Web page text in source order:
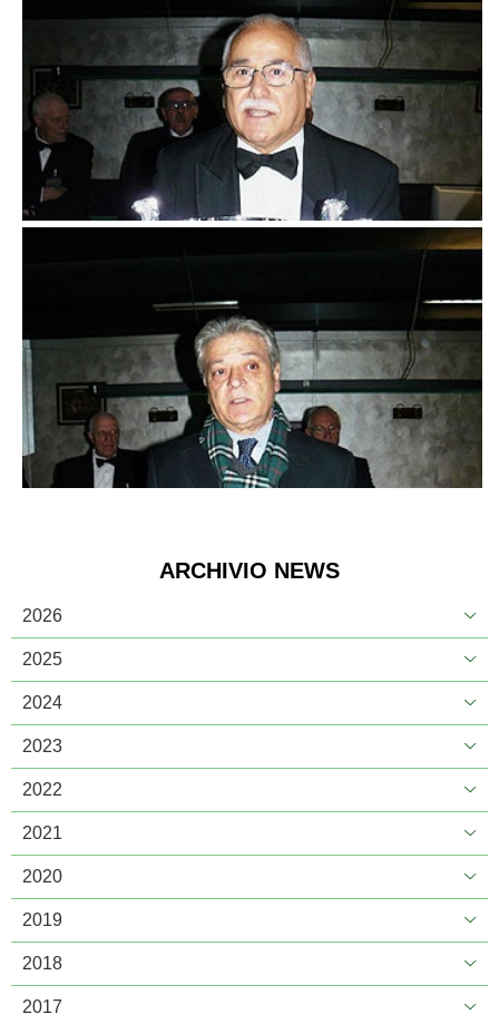
ARCHIVIO NEWS
2026
2025
2024
2023
2022
2021
2020
2019
2018
2017